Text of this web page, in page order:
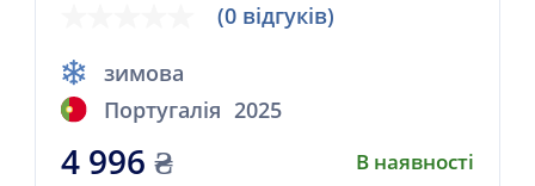
(0 відгуків)
зимова
Португалія 2025
4 996 ₴ В наявності